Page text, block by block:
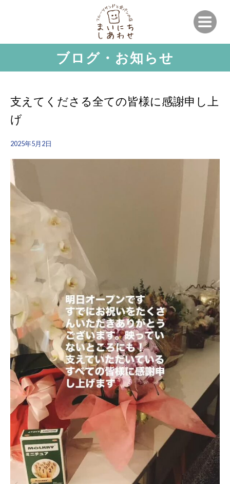
ブログ・お知らせ
支えてくださる全ての皆様に感謝申し上
げ
2025年5月2日